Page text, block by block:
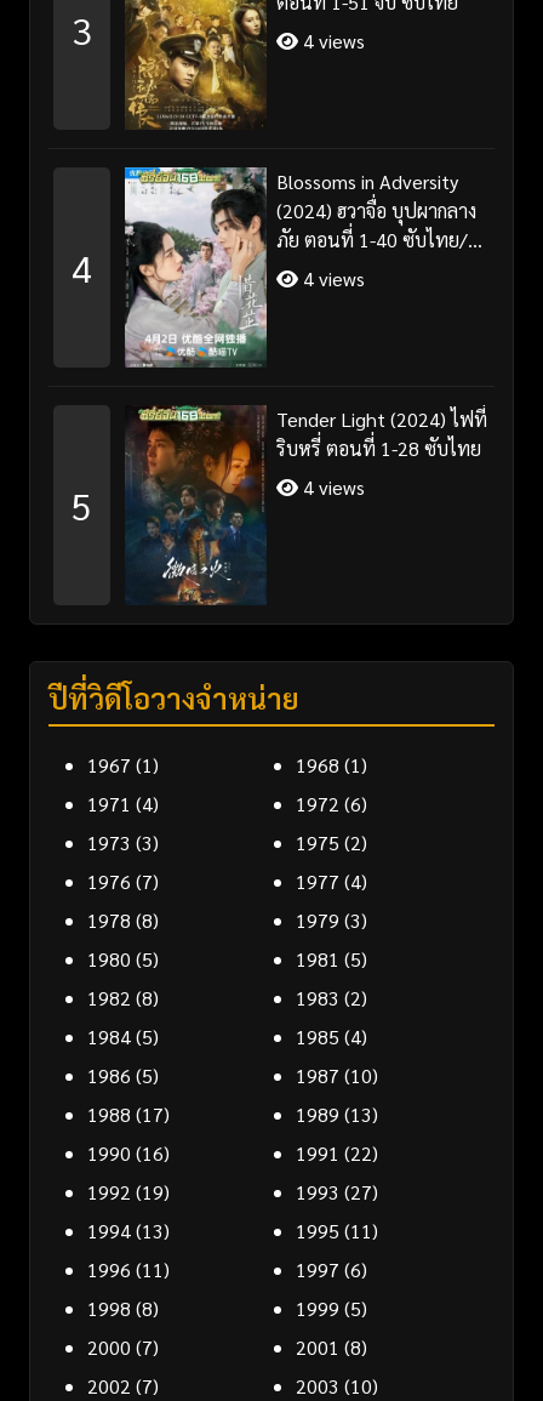
3
4 views
4
Blossoms in Adversity
(2024) ฮวาจื่อ บุปผากลาง
ภัย ตอนที่ 1-40 ซับไทย/
พากย์ไทย
4 views
5
Tender Light (2024) ไฟที่
ริบหรี่ ตอนที่ 1-28 ซับไทย
4 views
ปีที่วิดีโอวางจำหน่าย
1967 (1) 1968 (1)
1971 (4) 1972 (6)
1973 (3) 1975 (2)
1976 (7) 1977 (4)
1978 (8) 1979 (3)
1980 (5) 1981 (5)
1982 (8) 1983 (2)
1984(5) 1985 (4)
1986 (5) 1987 (10)
1988 (17) 1989 (13)
1990 (16) 1991 (22)
1992 (19) 1993 (27)
1994(13) 1995 (11)
1996 (11) 1997 (6)
1998 (8) 1999 (5)
2000 (7) 2001 (8)
2002 (7) 2003 (10)